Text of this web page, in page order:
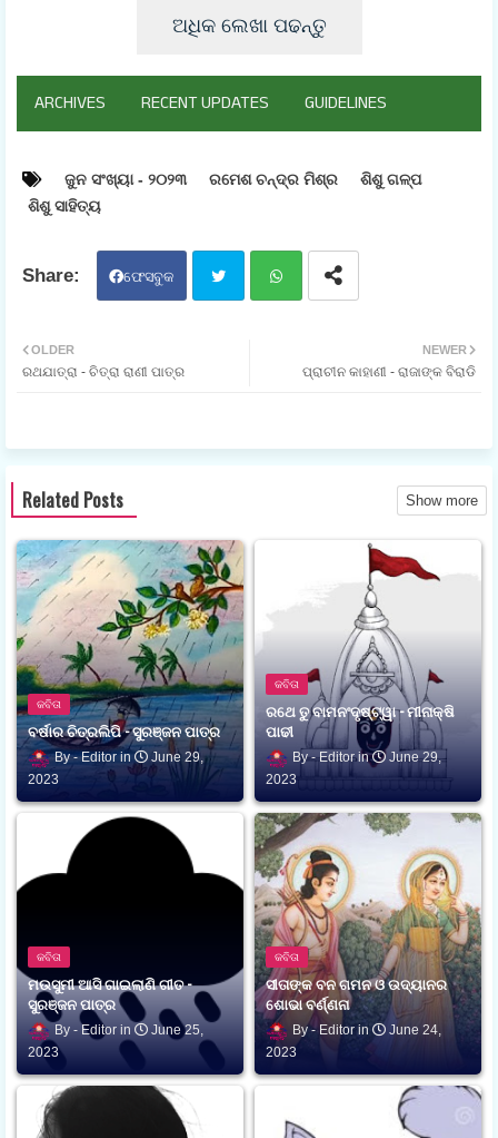
ଅଧିକ ଲେଖା ପଢନ୍ତୁ
ARCHIVES RECENT UPDATES GUIDELINES
ଜୁନ ସଂଖ୍ୟା - ୨୦୨୩ ରମେଶ ଚନ୍ଦ୍ର ମିଶ୍ର
ଶିଶୁ ଗଳ୍ପ
ଶିଶୁ ସାହିତ୍ୟ
ଫେସବୁକ
NEWER
ପ୍ରାଚୀନ କାହାଣୀ - ରାଜାଙ୍କ ବିରାଡି
OLDER
ରଥଯାତ୍ରା - ଚିତ୍ରା ରାଣୀ ପାତ୍ର
Related Posts Show more
କବିତା
ବର୍ଷାର ଚିତ୍ରଲିପି - ସୁରଞ୍ଜନ ପାତ୍ର
Editor
June 29,
2023
କବିତା
ରଥେ ତୁ ବାମନଂଦୃଷ୍ଟ୍ୱା - ମୀନାକ୍ଷି
ପାଢୀ
Editor
June 29,
2023
କବିତା
ମଉସୁମୀ ଆସି ଗାଇଲାଣି ଗୀତ -
ସୁରଞ୍ଜନ ପାତ୍ର
Editor
June 25,
2023
କବିତା
ସୀତାଙ୍କ ବନ ଗମନ ଓ ଉଦ୍ୟାନର
ଶୋଭା ବର୍ଣ୍ଣନା
Editor
June 24,
2023